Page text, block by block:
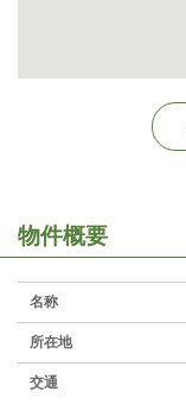
物件概要
名称
所在地
交通